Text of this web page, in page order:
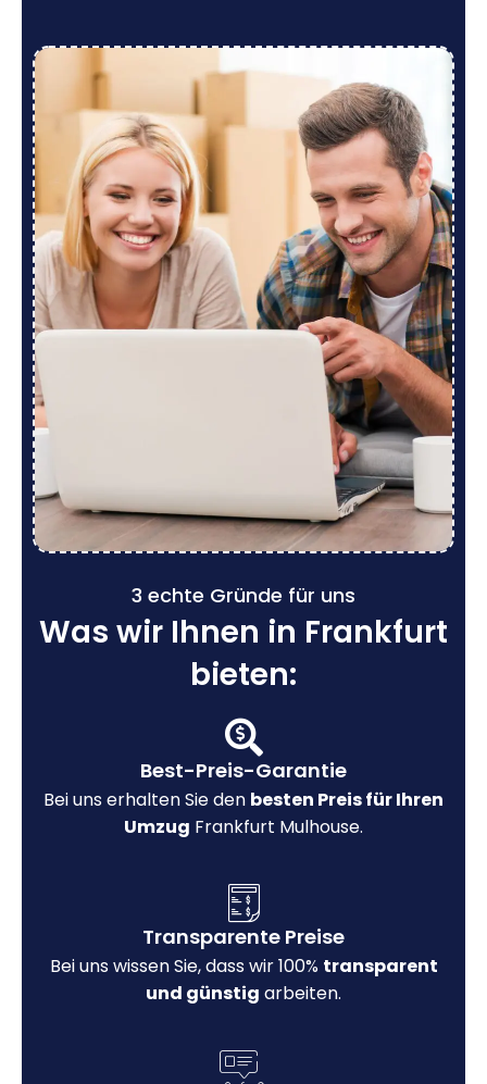
3 echte Gründe für uns
Was wir Ihnen in Frankfurt
bieten:
Best-Preis-Garantie
Bei uns erhalten Sie den besten Preis für Ihren
Umzug Frankfurt Mulhouse.
Transparente Preise
Bei uns wissen Sie, dass wir 100% transparent
und günstig arbeiten.